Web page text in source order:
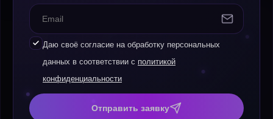
Даю своё согласие на обработку персональных
данных в соответствии с политикой
конфиденциальности
Отправить заявку